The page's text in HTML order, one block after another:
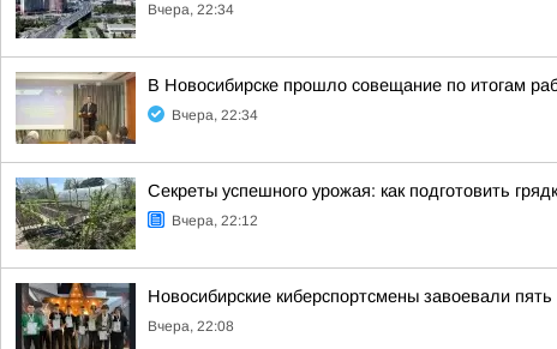
Вчера, 22:34
В Новосибирске прошло совещание по итогам
Вчера, 22:34
Секреты успешного урожая: как подготовить
Вчера, 22:12
Новосибирские киберспортсмены завоевали
Вчера, 22:08